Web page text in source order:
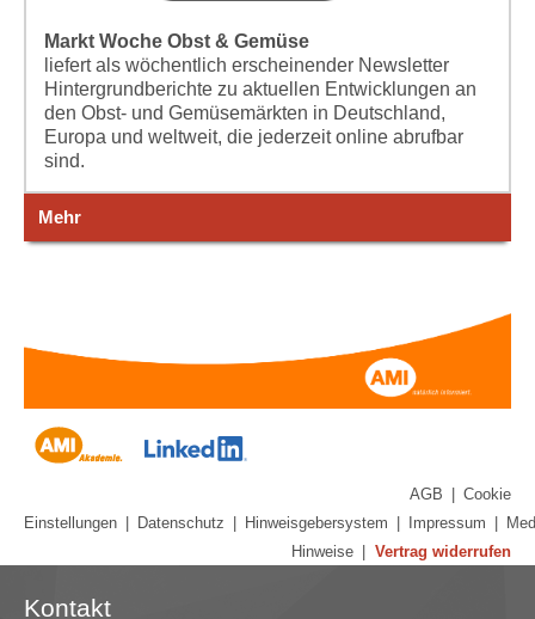
Markt Woche Obst & Gemüse
liefert als wöchentlich erscheinender Newsletter
Hintergrundberichte zu aktuellen Entwicklungen an
den Obst- und Gemüsemärkten in Deutschland,
Europa und weltweit, die jederzeit online abrufbar
sind.
Mehr
AGB
Cookie
Einstellungen
Datenschutz Hinweisgebersystem Impressum
Hinweise
Vertrag widerrufen
Kontakt